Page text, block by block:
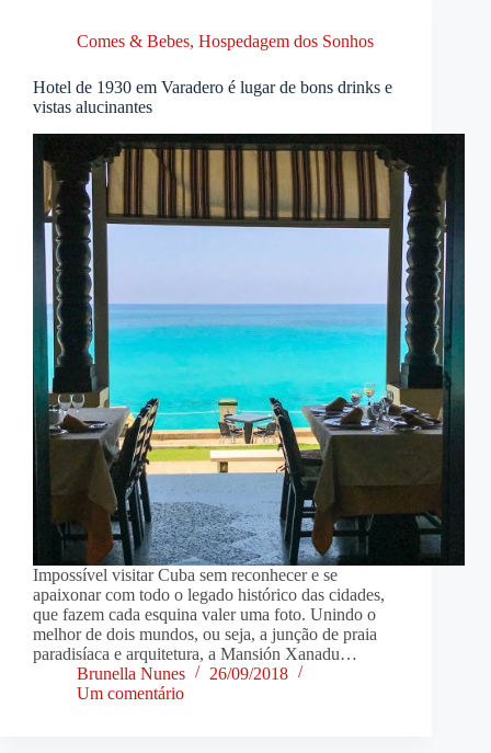
Comes & Bebes, Hospedagem dos Sonhos
Hotel de 1930 em Varadero é lugar de bons drinks e
vistas alucinantes
Impossível visitar Cuba sem reconhecer e se
apaixonar com todo o legado histórico das cidades,
que fazem cada esquina valer uma foto. Unindo o
melhor de dois mundos, ou seja, a junção de praia
paradisíaca e arquitetura, a Mansión Xanadu…
Brunella Nunes
26/09/2018
Um comentário